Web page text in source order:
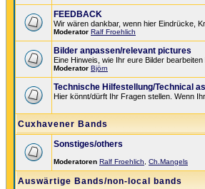
FEEDBACK
Wir wären dankbar, wenn hier Eindrücke,
Moderator Ralf Froehlich
Bilder anpassen/relevant pictures
Eine Hinweis, wie Ihr eure Bilder bearbeiten
Moderator Björn
Technische Hilfestellung/Technical
Hier könnt/dürft Ihr Fragen stellen. Wenn
Cuxhavener Bands
Sonstiges/others
Moderatoren Ralf Froehlich Ch.Mangels
Auswärtige Bands/non-local bands